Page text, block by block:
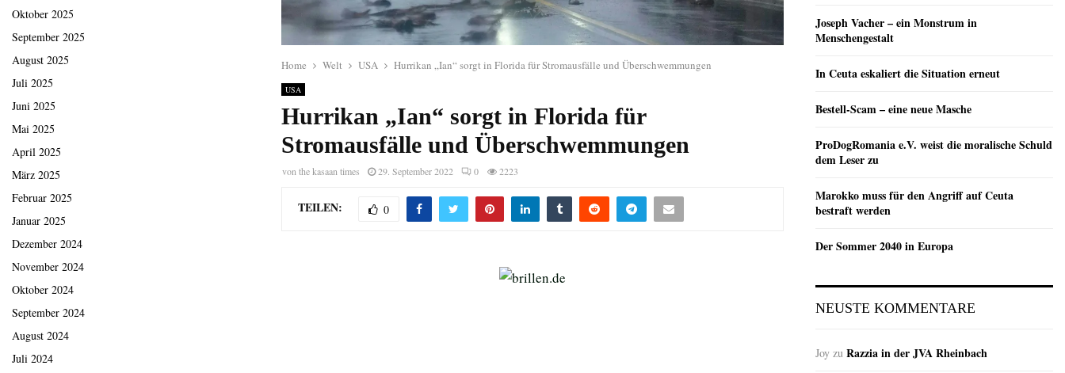
Home Welt USA Hurrikan „Ian“ sorgt in Florida für Stromausfälle und Überschwemmungen
USA
Hurrikan „Ian“ sorgt in Florida für
Stromausfälle und Überschwemmungen
von the kasaan times 29. September 2022 0 2223
TEILEN: 0
Oktober 2025
September 2025
August 2025
Juli 2025
Juni 2025
Mai 2025
April 2025
März 2025
Februar 2025
Januar 2025
Dezember 2024
November 2024
Oktober 2024
September 2024
August 2024
Juli 2024
Joseph Vacher – ein Monstrum in
Menschengestalt
In Ceuta eskaliert die Situation erneut
Bestell-Scam – eine neue Masche
ProDogRomania e.V. weist die moralische Schuld
dem Leser zu
Marokko muss für den Angriff auf Ceuta
bestraft werden
Der Sommer 2040 in Europa
NEUSTE KOMMENTARE
Joy zu Razzia in der JVA Rheinbach